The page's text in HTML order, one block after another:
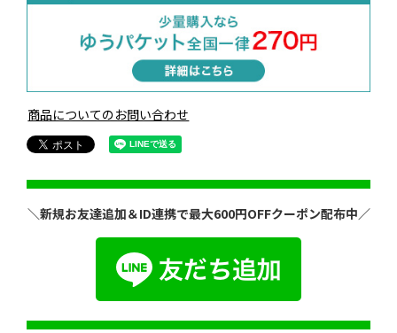
商品についてのお問い合わせ
＼新規お友達追加＆ID連携で最大600円OFFクーポン配布中／